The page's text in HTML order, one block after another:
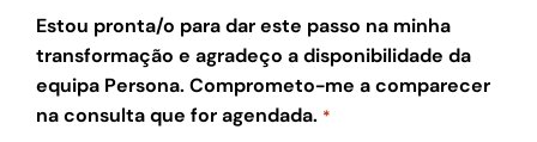
Estou pronta/o para dar este passo na minha
transformação e agradeço a disponibilidade da
equipa Persona. Comprometo-me a comparecer
na consulta que for agendada. *